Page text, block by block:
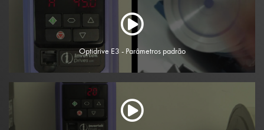
Optidrive E3 - Parâmetros padrão